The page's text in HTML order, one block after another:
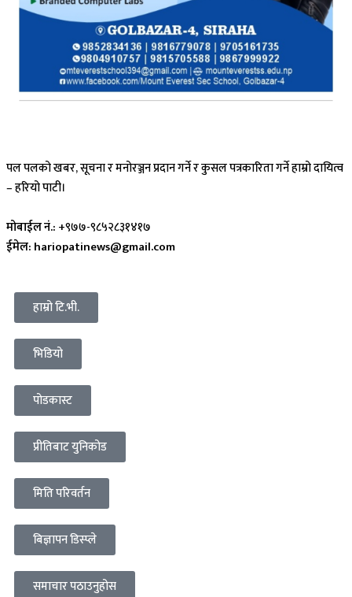
पल पलको खबर, सूचना र मनोरञ्जन प्रदान गर्ने र कुसल पत्रकारिता गर्ने हाम्रो दायित्व
– हरियो पाटी।
मोबाईल नं.: +९७७-९८५२८३१४१७
ईमेल: hariopatinews@gmail.com
हाम्रो टि.भी.
भिडियो
पोडकास्ट
प्रीतिबाट युनिकोड
मिति परिवर्तन
बिज्ञापन डिस्प्ले
समाचार पठाउनुहोस